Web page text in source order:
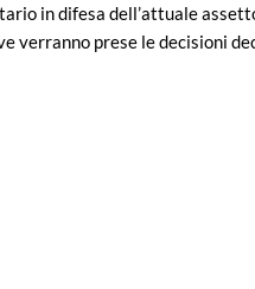
in difesa dell’attuale
verranno prese le decisioni